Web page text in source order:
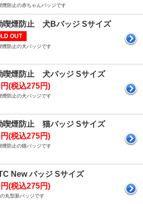
煙防止の赤ちゃんバッジです
喫煙防止 犬Bバッジ Sサイズ
OUT
煙防止の犬バッジです
喫煙防止 犬バッジ Sサイズ
(税込275円)
煙防止の犬バッジです
喫煙防止 猫バッジ Sサイズ
(税込275円)
煙防止の猫バッジです
New バッジ Sサイズ
(税込275円)
丸型新バッジです